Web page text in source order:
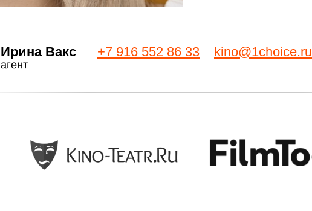
Ирина Вакс +7 916 552 86 33 kino@1choice.ru
агент